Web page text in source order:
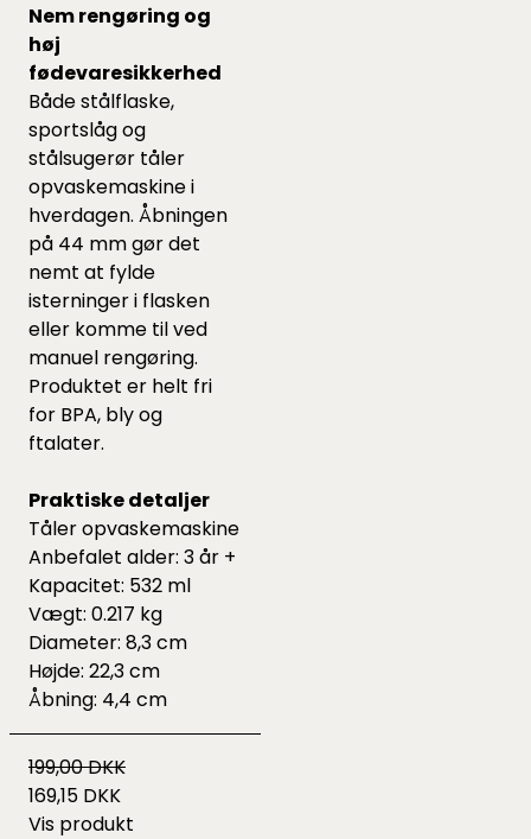
Nem rengøring og
høj
fødevaresikkerhed
Både stålflaske,
sportslåg og
stålsugerør tåler
opvaskemaskine i
hverdagen. Åbningen
på 44 mm gør det
nemt at fylde
isterninger i flasken
eller komme til ved
manuel rengøring.
Produktet er helt fri
for BPA, bly og
ftalater.
Praktiske detaljer
Tåler opvaskemaskine
Anbefalet alder: 3 år +
Kapacitet: 532 ml
Vægt: 0.217 kg
Diameter: 8,3 cm
Højde: 22,3 cm
Åbning: 4,4 cm
199,00 DKK
169,15 DKK
Vis produkt